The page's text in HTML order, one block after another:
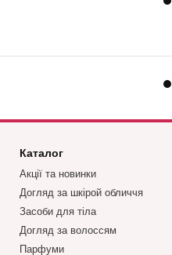
Каталог
Акції та новинки
Догляд за шкірой обличчя
Засоби для тіла
Догляд за волоссям
Парфуми